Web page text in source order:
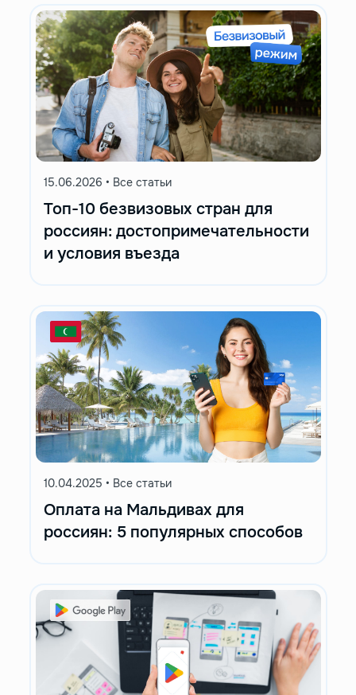
15.06.2026 • Все статьи
Топ-10 безвизовых стран для
россиян: достопримечательности
и условия въезда
10.04.2025 • Все статьи
Оплата на Мальдивах для
россиян: 5 популярных способов